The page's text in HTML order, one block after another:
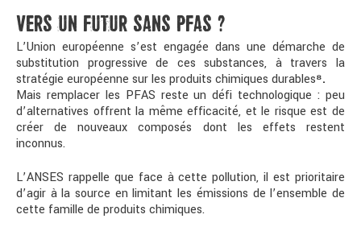
VERS UN FUTUR SANS PFAS ?
L’Union européenne s’est engagée dans une démarche de
substitution progressive de ces substances, à travers la
stratégie européenne sur les produits chimiques durables⁸.
Mais remplacer les PFAS reste un défi technologique : peu
d’alternatives offrent la même efficacité, et le risque est de
créer de nouveaux composés dont les effets restent
inconnus.
L’ANSES rappelle que face à cette pollution, il est prioritaire
d’agir à la source en limitant les émissions de l’ensemble de
cette famille de produits chimiques.